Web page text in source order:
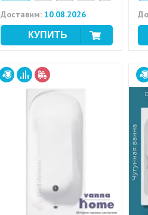
Доставим: 10.08.2026